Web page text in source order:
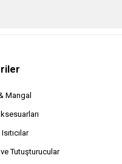
Mangal
Tutuşturucular